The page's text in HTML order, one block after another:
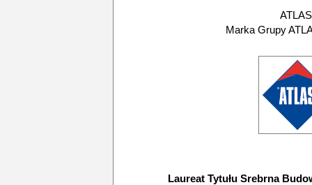
ATLAS
Marka Grupy
Laureat Tytułu Srebrna